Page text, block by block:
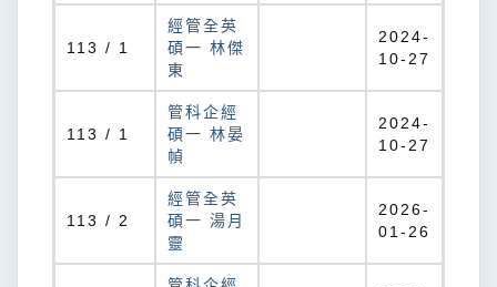
113 / 1
經管全英
碩一 林傑
東
2024-
10-27
113 / 1
管科企經
碩一 林晏
幀
2024-
10-27
113 / 2
經管全英
碩一 湯月
靈
2026-
01-26